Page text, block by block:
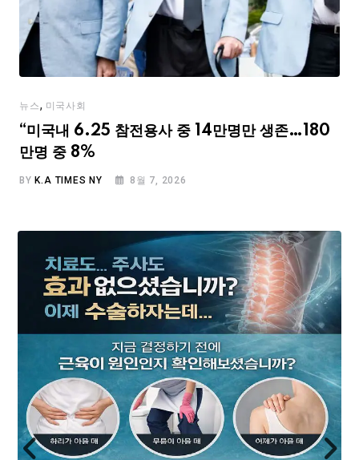
뉴스, 미국사회
“미국내 6.25 참전용사 중 14만명만 생존…180
만명 중 8%
BY K.A TIMES NY 8월 7, 2026